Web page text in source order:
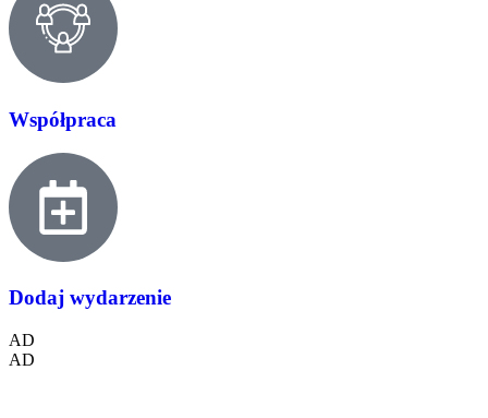
Współpraca
Dodaj wydarzenie
AD
AD